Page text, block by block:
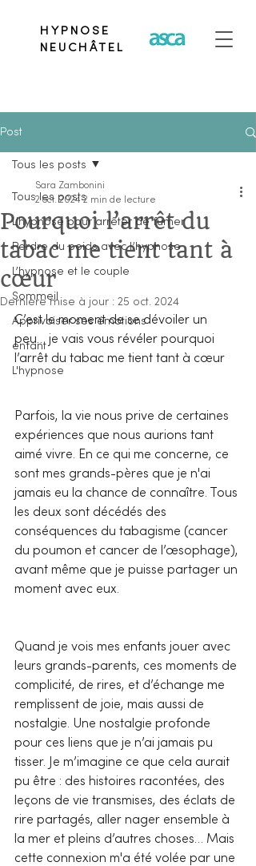
HYPNOSE
NEUCHÂTEL
Post
Tous les posts
L’hypnose pour arrêter de fumer
Perdre du poids avec l’hypnose
L’hypnose et le couple
Sommeil
Apprivoiser ses émotions
enfant
L'hypnose
Tous les posts
Pourquoi l’arrêt du
tabac me tient tant à
cœur
Sara Zambonini
2 oct. 2024 2 min de lecture
Dernière mise à jour : 25 oct. 2024
C’est le moment de se dévoiler un
peu… je vais vous révéler pourquoi
l’arrêt du tabac me tient tant à cœur
Parfois, la vie nous prive de certaines
expériences que nous aurions tant
aimé vivre. En ce qui me concerne, ce
sont mes grands-pères que je n'ai
jamais eu la chance de connaître. Tous
les deux sont décédés des
conséquences du tabagisme (cancer
du poumon et cancer de l’œsophage),
avant même que je puisse partager un
moment avec eux.
Quand je vois mes enfants jouer avec
leurs grands-parents, ces moments de
complicité, de rires, et d’échange me
remplissent de joie, mais aussi de
nostalgie. Une nostalgie profonde
pour ces liens que je n’ai jamais pu
tisser. Je m’imagine ce que cela aurait
pu être : des histoires racontées, des
leçons de vie transmises, des éclats de
rire partagés, aller nager ensemble à
la mer et pleins d’autres choses… Mais
cette connexion m'a été volée par une